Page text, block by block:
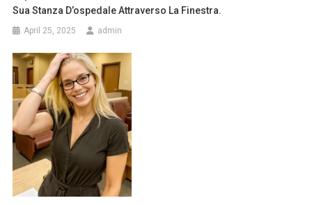
Sua Stanza D’ospedale Attraverso La Finestra.
April 25, 2025 admin